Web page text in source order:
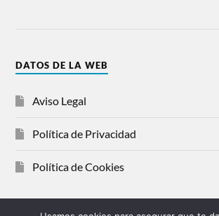
DATOS DE LA WEB
Aviso Legal
Política de Privacidad
Política de Cookies